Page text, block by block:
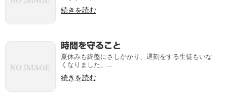
続きを読む
時間を守ること
夏休みも終盤にさしかかり、遅刻をする生徒もいな
くなりました。...
続きを読む